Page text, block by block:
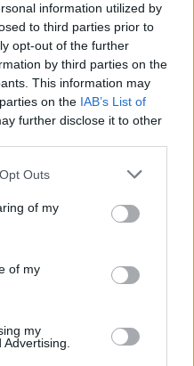
information utilized by
to third parties prior to
opt-out of the further
by third parties on the
This information may
on the IAB’s List of
further disclose it to other
Outs
of my
of my
my
Βίντεο σοκ με
να οδηγείται με τη βία
‑ Τι είναι το
άνδρα για στρατιωτική
στην Ουκρανία
Βίντεο σοκ με